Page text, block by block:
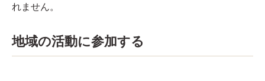
れません。
地域の活動に参加する